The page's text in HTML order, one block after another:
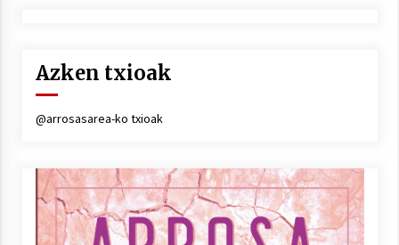
Azken txioak
@arrosasarea-ko txioak